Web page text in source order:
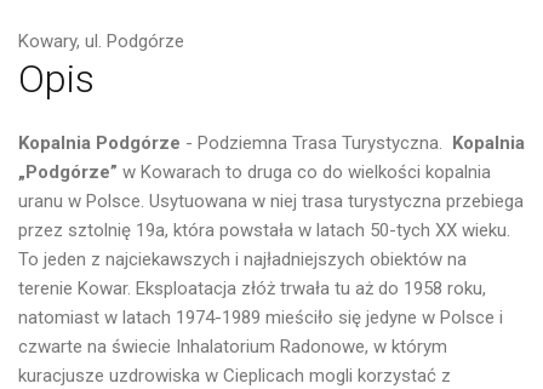
Kowary, ul. Podgórze
Opis
Kopalnia Podgórze - Podziemna Trasa Turystyczna. Kopalnia
„Podgórze” w Kowarach to druga co do wielkości kopalnia
uranu w Polsce. Usytuowana w niej trasa turystyczna przebiega
przez sztolnię 19a, która powstała w latach 50-tych XX wieku.
To jeden z najciekawszych i najładniejszych obiektów na
terenie Kowar. Eksploatacja złóż trwała tu aż do 1958 roku,
natomiast w latach 1974-1989 mieściło się jedyne w Polsce i
czwarte na świecie Inhalatorium Radonowe, w którym
kuracjusze uzdrowiska w Cieplicach mogli korzystać z